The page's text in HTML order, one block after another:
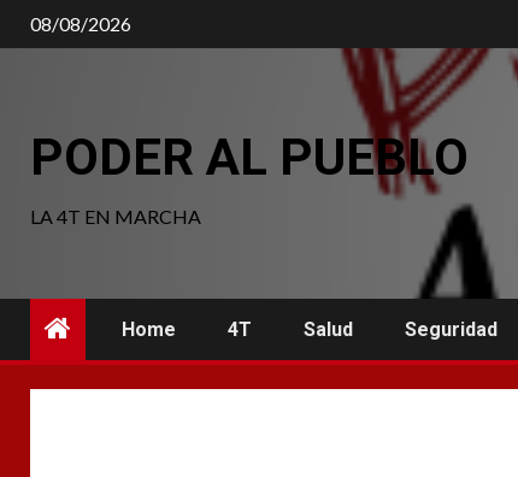
Saltar
al
08/08/2026
PODER AL PUEBLO
LA 4T EN MARCHA
Home 4T Salud Seguridad